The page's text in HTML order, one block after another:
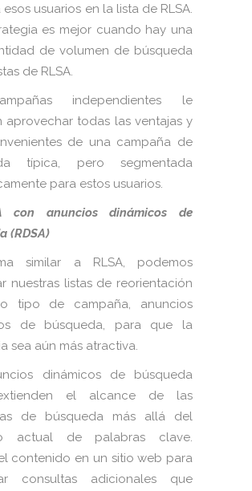
esos usuarios en la lista de RLSA.
es mejor cuando hay una
de volumen de búsqueda
de RLSA.
independientes le
aprovechar todas las ventajas y
de una campaña de
típica, pero segmentada
para estos usuarios.
con anuncios dinámicos de
(RDSA)
similar a RLSA, podemos
nuestras listas de reorientación
tipo de campaña, anuncios
de búsqueda, para que la
sea aún más atractiva.
dinámicos de búsqueda
el alcance de las
de búsqueda más allá del
actual de palabras clave.
contenido en un sitio web para
consultas adicionales que